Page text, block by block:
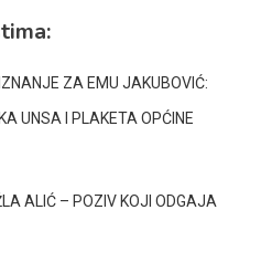
ZA EMU JAKUBOVIĆ:
UNSA I PLAKETA OPĆINE
ALIĆ – POZIV KOJI ODGAJA